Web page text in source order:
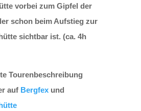
vorbei zum Gipfel der
schon beim Aufstieg zur
sichtbar ist. (ca. 4h
Tourenbeschreibung
auf Bergfex und